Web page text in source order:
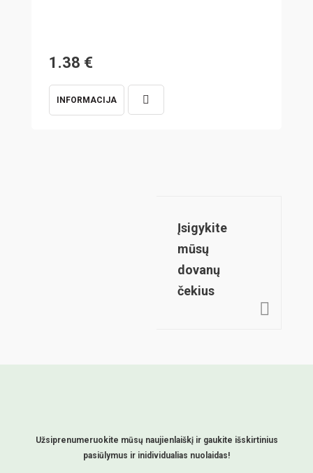
1.38 €
INFORMACIJA
Įsigykite
mūsų
dovanų
čekius
Užsiprenumeruokite mūsų naujienlaiškį ir gaukite išskirtinius
pasiūlymus ir inidividualias nuolaidas!